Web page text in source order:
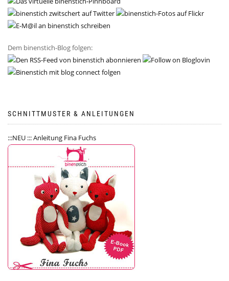
Dem binenstich-Blog folgen:
SCHNITTMUSTER & ANLEITUNGEN
:::NEU ::: Anleitung Fina Fuchs